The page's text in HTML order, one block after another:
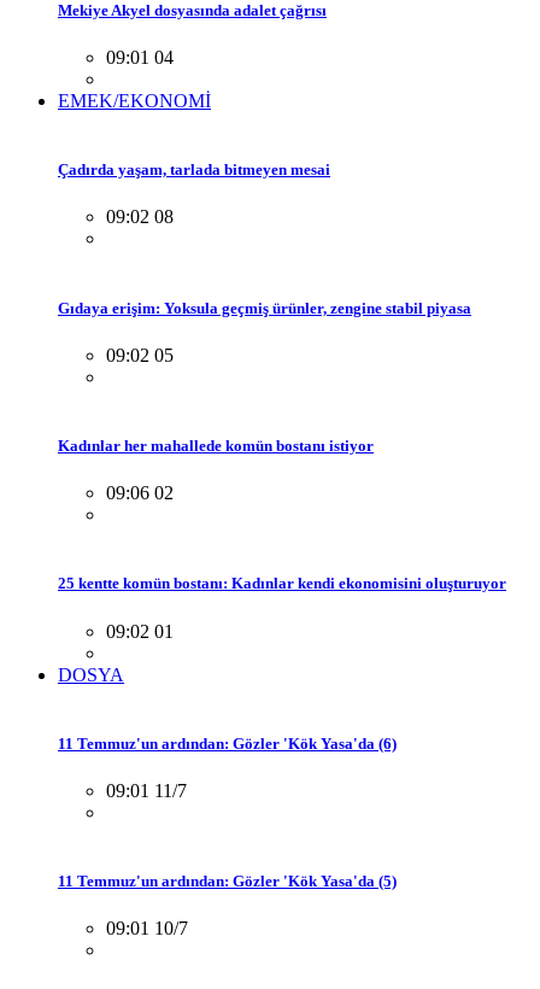
Mekiye Akyel dosyasında adalet çağrısı
09:01 04
EMEK/EKONOMİ
Çadırda yaşam, tarlada bitmeyen mesai
09:02 08
Gıdaya erişim: Yoksula geçmiş ürünler, zengine stabil piyasa
09:02 05
Kadınlar her mahallede komün bostanı istiyor
09:06 02
25 kentte komün bostanı: Kadınlar kendi ekonomisini oluşturuyor
09:02 01
DOSYA
11 Temmuz'un ardından: Gözler 'Kök Yasa'da (6)
09:01 11/7
11 Temmuz'un ardından: Gözler 'Kök Yasa'da (5)
09:01 10/7